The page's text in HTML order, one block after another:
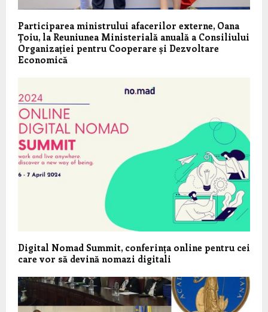
Participarea ministrului afacerilor externe, Oana
Țoiu, la Reuniunea Ministerială anuală a Consiliului
Organizației pentru Cooperare și Dezvoltare
Economică
Digital Nomad Summit, conferința online pentru cei
care vor să devină nomazi digitali